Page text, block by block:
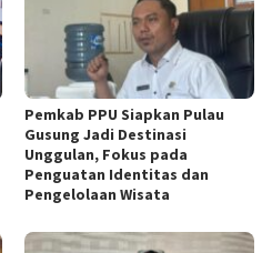
Pemkab PPU Siapkan Pulau
Gusung Jadi Destinasi
Unggulan, Fokus pada
Penguatan Identitas dan
Pengelolaan Wisata